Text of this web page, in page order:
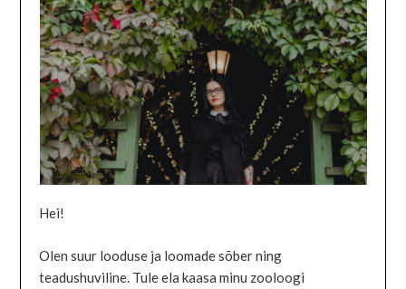
Hei!
Olen suur looduse ja loomade sõber ning
teadushuviline. Tule ela kaasa minu zooloogi